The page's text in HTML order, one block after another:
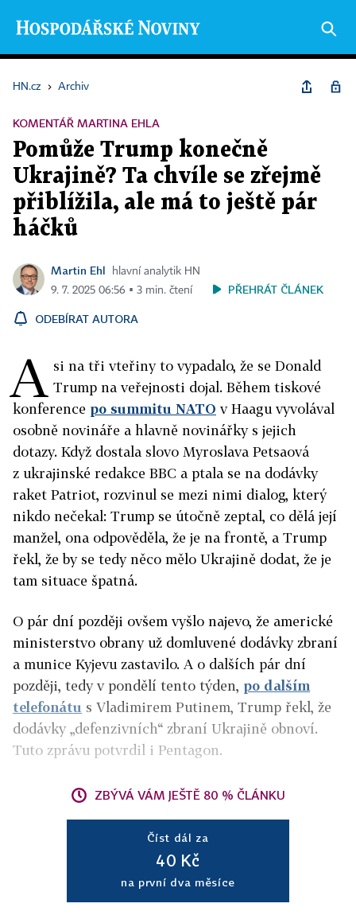
HN.cz › Archiv
KOMENTÁŘ MARTINA EHLA
Pomůže Trump konečně
Ukrajině? Ta chvíle se zřejmě
přiblížila, ale má to ještě pár
háčků
Martin Ehl
hlavní analytik HN
9. 7. 2025 06:56 ▪ 3 min. čtení
PŘEHRÁT ČLÁNEK
ODEBÍRAT AUTORA
A si na tři vteřiny to vypadalo, že se Donald
Trump na veřejnosti dojal. Během tiskové
konference po summitu NATO v Haagu vyvolával
osobně novináře a hlavně novinářky s jejich
dotazy. Když dostala slovo Myroslava Petsaová
z ukrajinské redakce BBC a ptala se na dodávky
raket Patriot, rozvinul se mezi nimi dialog, který
nikdo nečekal: Trump se útočně zeptal, co dělá její
manžel, ona odpověděla, že je na frontě, a Trump
řekl, že by se tedy něco mělo Ukrajině dodat, že je
tam situace špatná.
O pár dní později ovšem vyšlo najevo, že americké
ministerstvo obrany už domluvené dodávky zbraní
a munice Kyjevu zastavilo. A o dalších pár dní
později, tedy v pondělí tento týden, po dalším
telefonátu s Vladimirem Putinem, Trump řekl, že
dodávky „defenzivních“ zbraní Ukrajině obnoví.
Tuto zprávu potvrdil i Pentagon.
ZBÝVÁ VÁM JEŠTĚ 80 % ČLÁNKU
Číst dál za
40 Kč
na první dva měsíce